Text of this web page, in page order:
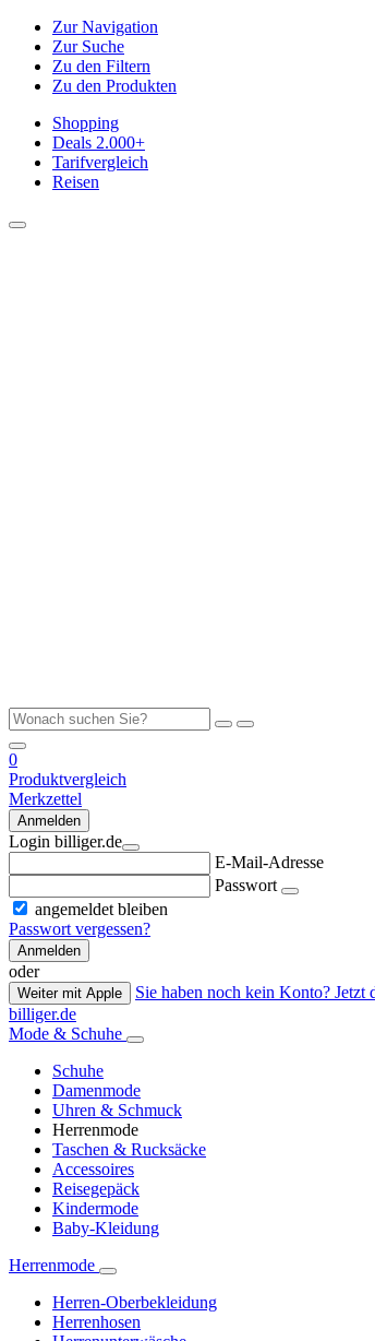
Zur Navigation
Zur Suche
Zu den Filtern
Zu den Produkten
Shopping
Deals 2.000+
Tarifvergleich
Reisen
0
Produktvergleich
Merkzettel
Anmelden
Login billiger.de
E-Mail-Adresse
Passwort
angemeldet bleiben
Passwort vergessen?
Anmelden
oder
Weiter mit Apple
Sie haben noch kein Konto? Jetzt
billiger.de
Mode & Schuhe
Schuhe
Damenmode
Uhren & Schmuck
Herrenmode
Taschen & Rucksäcke
Accessoires
Reisegepäck
Kindermode
Baby-Kleidung
Herrenmode
Herren-Oberbekleidung
Herrenhosen